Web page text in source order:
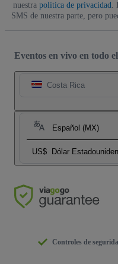
nuestra política de privacidad.
SMS de nuestra parte, pero
Eventos en vivo en todo
Costa Rica
Español (MX)
US$ Dólar
Controles de